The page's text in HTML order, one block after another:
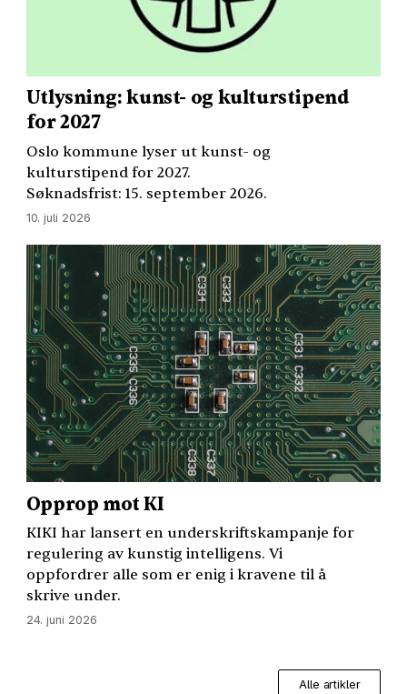
Utlysning: kunst- og kulturstipend
for 2027
Oslo kommune lyser ut kunst- og
kulturstipend for 2027.
Søknadsfrist: 15. september 2026.
10. juli 2026
Opprop mot KI
KIKI har lansert en underskriftskampanje for
regulering av kunstig intelligens. Vi
oppfordrer alle som er enig i kravene til å
skrive under.
24. juni 2026
Alle artikler